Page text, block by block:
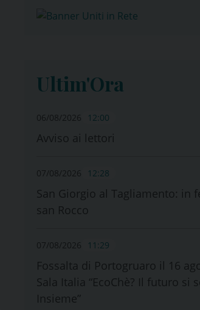
Ultim'Ora
06/08/2026 12:00
Avviso ai lettori
07/08/2026 12:28
San Giorgio al Tagliamento: in
san Rocco
07/08/2026 11:29
Fossalta di Portogruaro il 16
Sala Italia “EcoChè? Il futuro si
Insieme”